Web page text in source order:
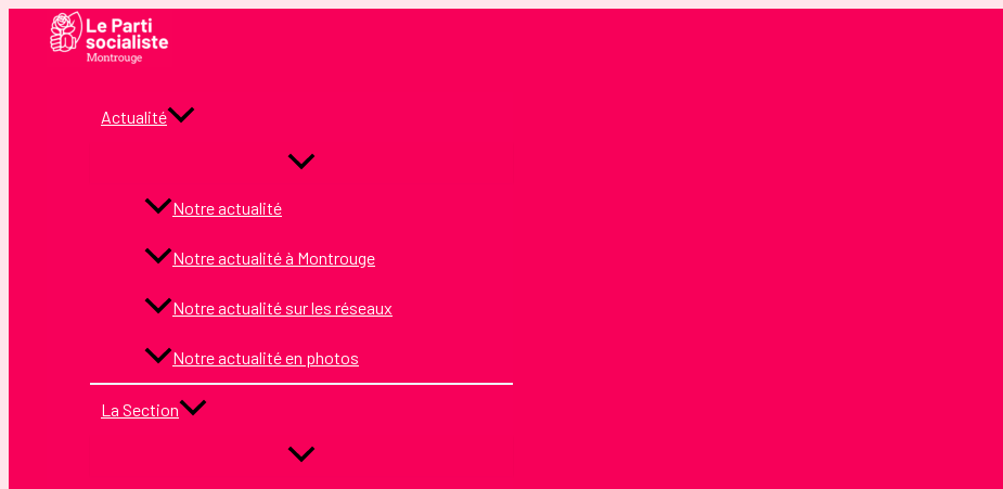
Actualité
Notre actualité
Notre actualité à Montrouge
Notre actualité sur les réseaux
Notre actualité en photos
La Section